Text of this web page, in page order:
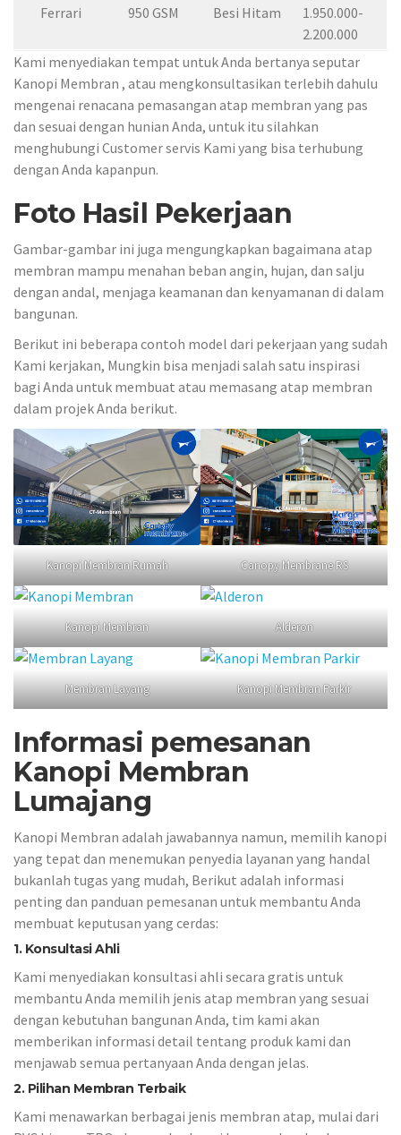
Ferrari 950 GSM Besi Hitam
1.950.000-
2.200.000
Kami menyediakan tempat untuk Anda bertanya seputar
Kanopi Membran , atau mengkonsultasikan terlebih dahulu
mengenai renacana pemasangan atap membran yang pas
dan sesuai dengan hunian Anda, untuk itu silahkan
menghubungi Customer servis Kami yang bisa terhubung
dengan Anda kapanpun.
Foto Hasil Pekerjaan
Gambar-gambar ini juga mengungkapkan bagaimana atap
membran mampu menahan beban angin, hujan, dan salju
dengan andal, menjaga keamanan dan kenyamanan di dalam
bangunan.
Berikut ini beberapa contoh model dari pekerjaan yang sudah
Kami kerjakan, Mungkin bisa menjadi salah satu inspirasi
bagi Anda untuk membuat atau memasang atap membran
dalam projek Anda berikut.
Kanopi Membran Rumah Canopy Membrane RS
Kanopi Membran Alderon
Membran Layang Kanopi Membran Parkir
Informasi pemesanan
Kanopi Membran
Lumajang
Kanopi Membran adalah jawabannya namun, memilih kanopi
yang tepat dan menemukan penyedia layanan yang handal
bukanlah tugas yang mudah, Berikut adalah informasi
penting dan panduan pemesanan untuk membantu Anda
membuat keputusan yang cerdas:
1. Konsultasi Ahli
Kami menyediakan konsultasi ahli secara gratis untuk
membantu Anda memilih jenis atap membran yang sesuai
dengan kebutuhan bangunan Anda, tim kami akan
memberikan informasi detail tentang produk kami dan
menjawab semua pertanyaan Anda dengan jelas.
2. Pilihan Membran Terbaik
Kami menawarkan berbagai jenis membran atap, mulai dari